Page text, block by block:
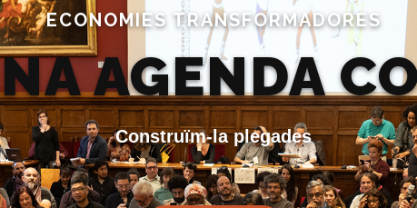
ECONOMIES TRANSFORMADORES
AGENDA
Construïm-la plegades